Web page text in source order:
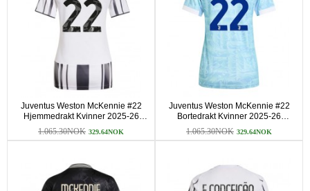
Juventus Weston McKennie #22
Hjemmedrakt Kvinner 2025-26
Kortermet
1.065.30NOK 329.64NOK
Juventus Weston McKennie #22
Bortedrakt Kvinner 2025-26
Kortermet
1.065.30NOK 329.64NOK